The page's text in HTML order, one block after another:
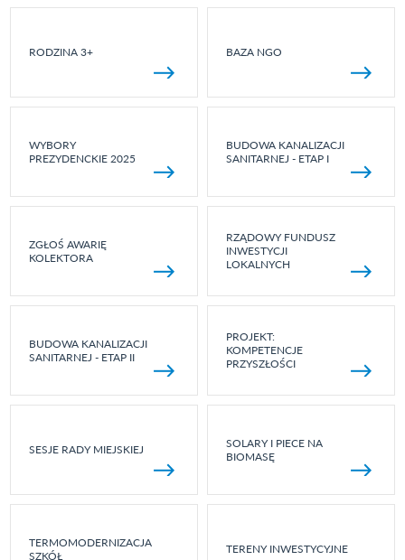
RODZINA 3+ BAZA NGO
WYBORY
PREZYDENCKIE 2025
BUDOWA KANALIZACJI
SANITARNEJ - ETAP I
ZGŁOŚ AWARIĘ
KOLEKTORA
RZĄDOWY FUNDUSZ
INWESTYCJI
LOKALNYCH
BUDOWA KANALIZACJI
SANITARNEJ - ETAP II
PROJEKT:
KOMPETENCJE
PRZYSZŁOŚCI
SESJE RADY MIEJSKIEJ
SOLARY I PIECE NA
BIOMASĘ
TERMOMODERNIZACJA
SZKÓŁ
TERENY INWESTYCYJNE